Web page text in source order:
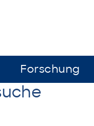
Forschung
Forschung